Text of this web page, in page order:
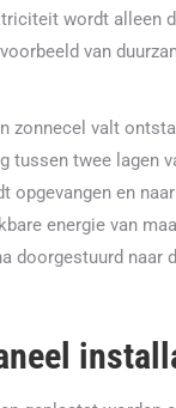
wordt alleen
van
zonnecel valt
tussen twee lagen
opgevangen en
energie van
doorgestuurd naar